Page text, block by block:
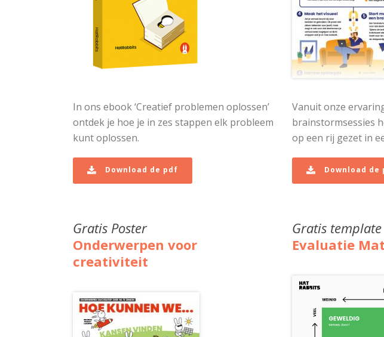
In ons ebook ‘Creatief problemen oplossen’
ontdek je hoe je in zes stappen elk probleem
kunt oplossen.
Download de pdf
Vanuit onze
brainstormsessies
op een rij gezet in
Download de
Gratis Poster
Onderwerpen voor
creativiteit
Gratis template
Evaluatie